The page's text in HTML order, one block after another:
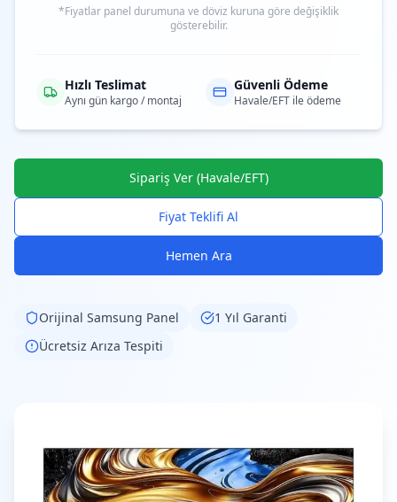
*Fiyatlar panel durumuna ve döviz kuruna göre değişiklik
gösterebilir.
Hızlı Teslimat
Aynı gün kargo / montaj
Güvenli Ödeme
Havale/EFT ile ödeme
Sipariş Ver (Havale/EFT)
Fiyat Teklifi Al
Hemen Ara
Orijinal Samsung Panel
1 Yıl Garanti
Ücretsiz Arıza Tespiti